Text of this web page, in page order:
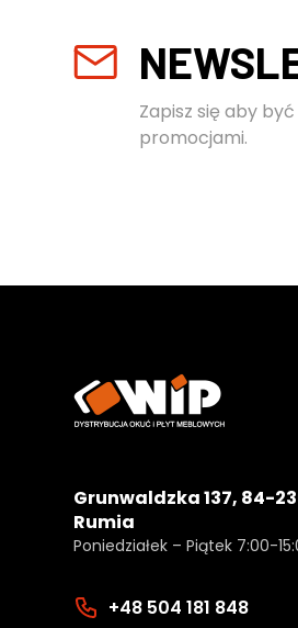
Zapisz się aby
promocjami.
Grunwaldzka 137, 84-
Rumia
Poniedziałek – Piątek 7:00-
+48 504 181 848